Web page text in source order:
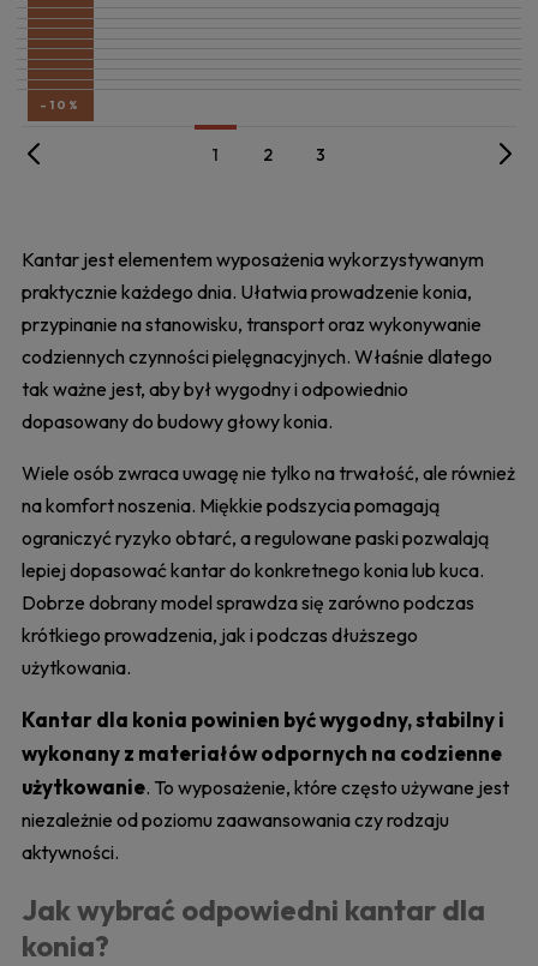
-10%
-10%
-10%
-10%
-10%
-10%
-10%
-10%
-10%
-10%
1 2 3
Kantar jest elementem wyposażenia wykorzystywanym
praktycznie każdego dnia. Ułatwia prowadzenie konia,
przypinanie na stanowisku, transport oraz wykonywanie
codziennych czynności pielęgnacyjnych. Właśnie dlatego
tak ważne jest, aby był wygodny i odpowiednio
dopasowany do budowy głowy konia.
Wiele osób zwraca uwagę nie tylko na trwałość, ale również
na komfort noszenia. Miękkie podszycia pomagają
ograniczyć ryzyko obtarć, a regulowane paski pozwalają
lepiej dopasować kantar do konkretnego konia lub kuca.
Dobrze dobrany model sprawdza się zarówno podczas
krótkiego prowadzenia, jak i podczas dłuższego
użytkowania.
Kantar dla konia powinien być wygodny, stabilny i
wykonany z materiałów odpornych na codzienne
użytkowanie. To wyposażenie, które często używane jest
niezależnie od poziomu zaawansowania czy rodzaju
aktywności.
Jak wybrać odpowiedni kantar dla
konia?